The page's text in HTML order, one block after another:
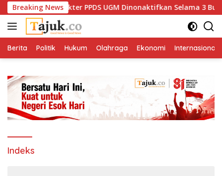
Langsung
ke
konten
Breaking News
di Medsos, Dokter PPDS UGM Dinonaktifkan Selama 3 Bulan
Berita Politik Hukum Olahraga Ekonomi Internasional
Indeks